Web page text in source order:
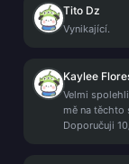
Tito Dz
Vynikající.
Kaylee
Velmi
mě na těchto
Doporučuji